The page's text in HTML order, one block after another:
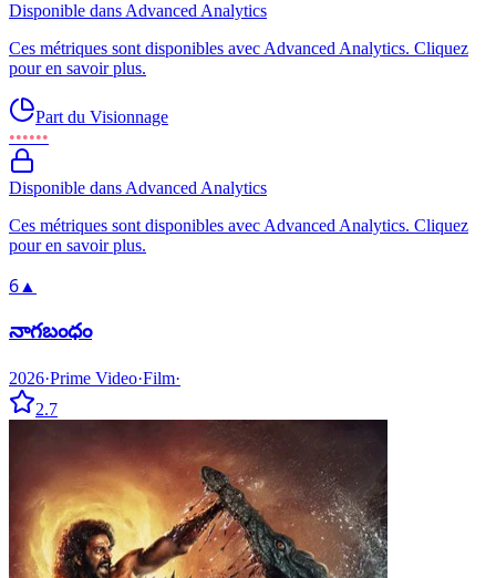
Disponible dans Advanced Analytics
Ces métriques sont disponibles avec Advanced Analytics. Cliquez
pour en savoir plus.
Part du Visionnage
••••••
Disponible dans Advanced Analytics
Ces métriques sont disponibles avec Advanced Analytics. Cliquez
pour en savoir plus.
6 ▲
నాగబంధం
2026·Prime Video·Film·
2.7